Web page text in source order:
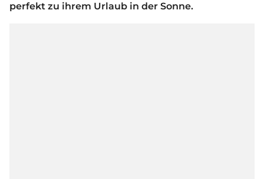
perfekt zu ihrem Urlaub in der Sonne.